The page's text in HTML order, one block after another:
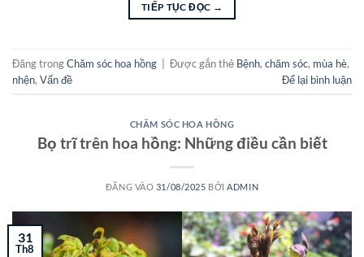
TIẾP TỤC ĐỌC →
Đăng trongChăm sóc hoa hồng Được gắn thẻ Bệnh, chăm sóc, mùa hè,
nhện, Vấn đề Để lại bình luận
CHĂM SÓC HOA HỒNG
Bọ trĩ trên hoa hồng: Những điều cần biết
ĐĂNG VÀO 31/08/2025 BỞIADMIN
31
Th8